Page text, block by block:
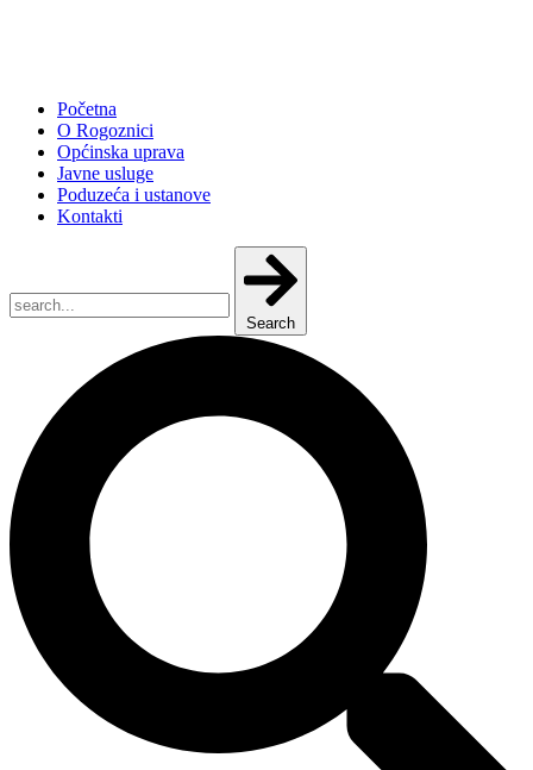
Početna
O Rogoznici
Općinska uprava
Javne usluge
Poduzeća i ustanove
Kontakti
Search